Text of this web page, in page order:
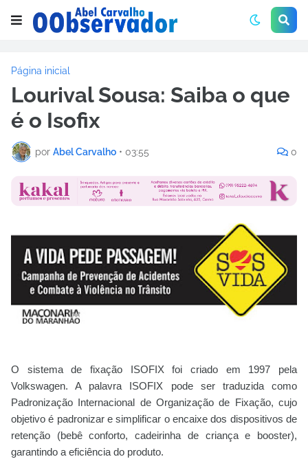
Página inicial
Lourival Sousa: Saiba o que
é o Isofix
por Abel Carvalho • 03:55 0
O sistema de fixação ISOFIX foi criado em 1997 pela
Volkswagen. A palavra ISOFIX pode ser traduzida como
Padronização Internacional de Organização de Fixação, cujo
objetivo é padronizar e simplificar o encaixe dos dispositivos de
retenção (bebê conforto, cadeirinha de criança e booster),
garantindo a eficiência do produto.